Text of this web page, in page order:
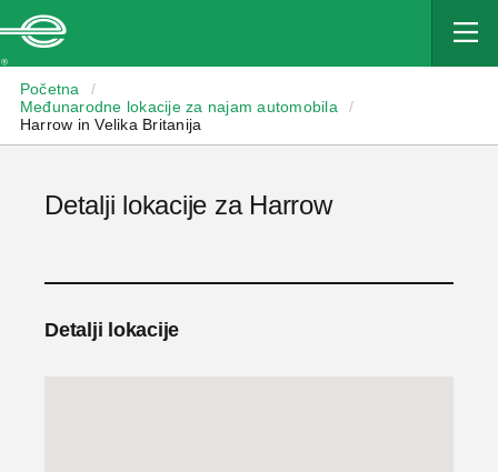
Početna
/
Međunarodne lokacije za najam automobila
/
Harrow in Velika Britanija
Detalji lokacije za Harrow
Detalji lokacije